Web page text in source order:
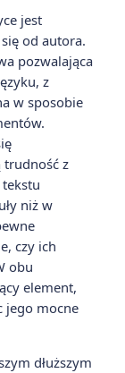
jest
od autora.
pozwalająca
z
w sposobie
trudność z
niż w
czy ich
obu
element,
jego mocne
dłuższym